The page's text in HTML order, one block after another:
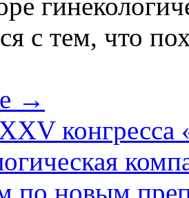
с тем, что
→
конгресса
по новым